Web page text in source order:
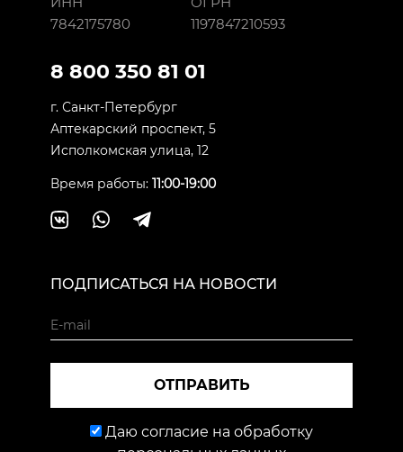
7842175780
1197847210593
8 800 350 81 01
г. Санкт-Петербург
Аптекарский проспект, 5
Исполкомская улица, 12
Время работы: 11:00-19:00
ПОДПИСАТЬСЯ НА НОВОСТИ
ОТПРАВИТЬ
Даю согласие на обработку